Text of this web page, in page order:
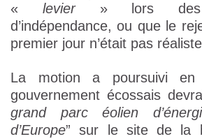
« levier» lors des
d’indépendance, ou que le
premier jour n’était pas
La motion a poursuivi
gouvernement écossais
grand parc éolien
d’Europe” sur le site de la